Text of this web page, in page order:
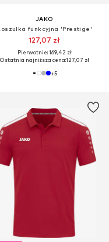
JAKO
funkcyjna 'Prestige'
127,07 zł
Pierwotnie: 169,42 zł
Ostatnia najniższa cena:127,07 zł
+5